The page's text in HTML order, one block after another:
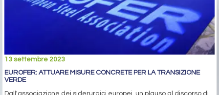
13 settembre 2023
EUROFER: ATTUARE MISURE CONCRETE PER LA TRANSIZIONE
VERDE